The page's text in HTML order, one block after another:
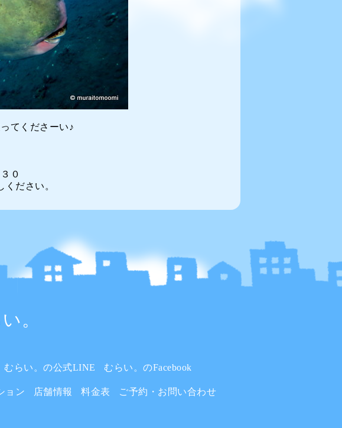
てくださーい♪
０
ださい。
。
むらい。の公式LINE むらい。のFacebook
ョン 店舗情報 料金表 ご予約・お問い合わせ